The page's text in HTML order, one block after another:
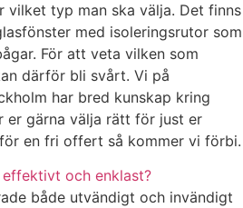
vilket typ man ska välja. Det finns
med isoleringsrutor som
För att veta vilken som
därför bli svårt. Vi på
har bred kunskap kring
er gärna välja rätt för just er
en fri offert så kommer vi förbi.
och enklast?
både utvändigt och invändigt